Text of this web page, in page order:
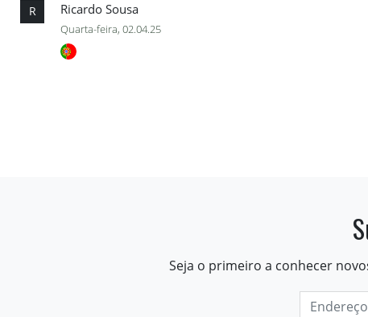
R Ricardo Sousa
Quarta-feira, 02.04.25
Seja o primeiro a conhecer